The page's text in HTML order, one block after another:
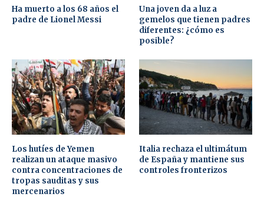
Ha muerto a los 68 años el
padre de Lionel Messi
Una joven da a luz a
gemelos que tienen padres
diferentes: ¿cómo es
posible?
Los hutíes de Yemen
realizan un ataque masivo
contra concentraciones de
tropas sauditas y sus
mercenarios
Italia rechaza el ultimátum
de España y mantiene sus
controles fronterizos